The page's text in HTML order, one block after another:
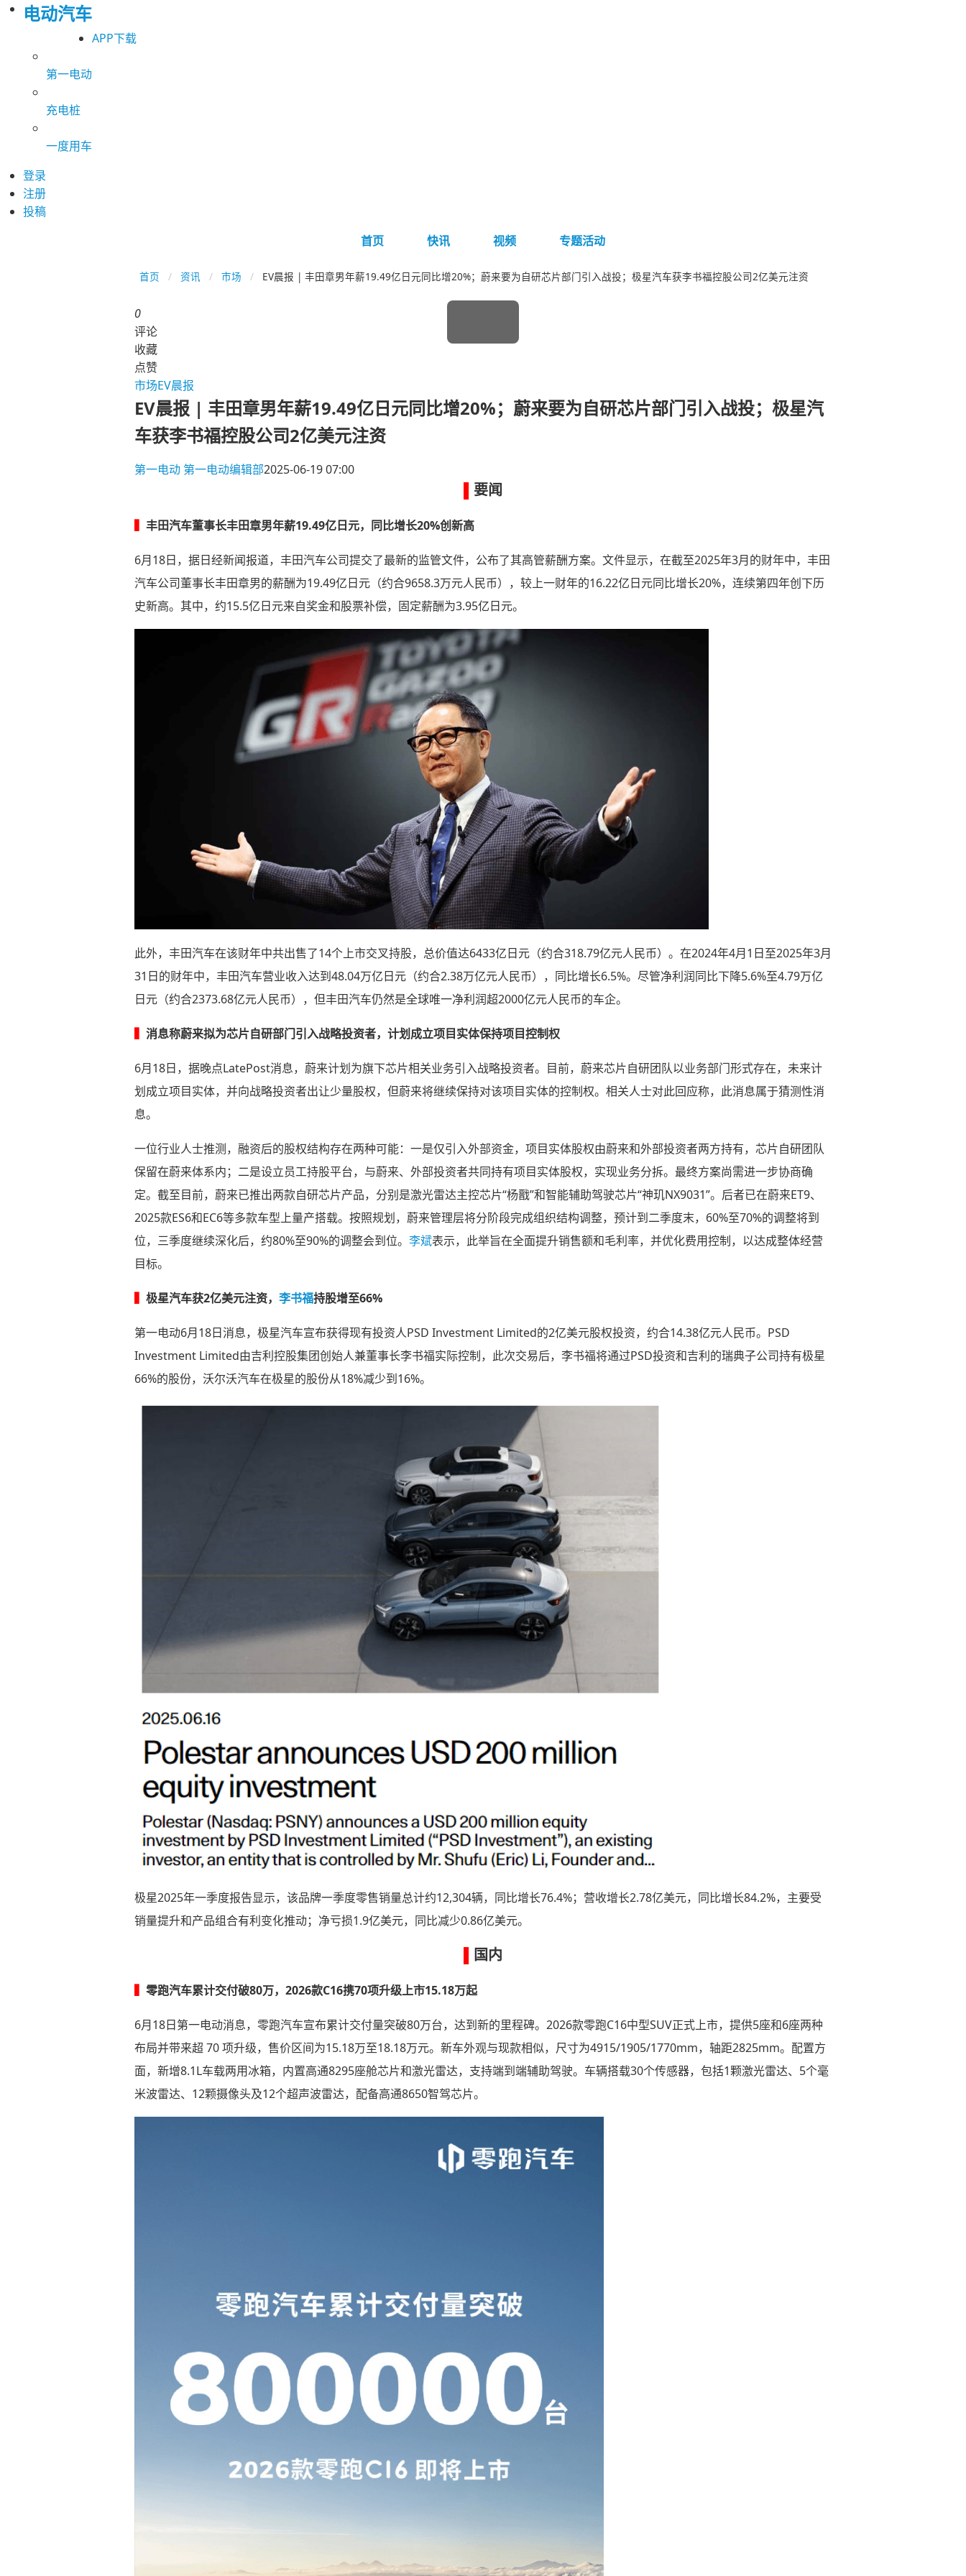
电动汽车
APP下载
第一电动
充电桩
一度用车
登录
注册
投稿
首页
快讯 视频 专题活动
首页 资讯 市场 EV晨报 | 丰田章男年薪19.49亿日元同比增20%；蔚来要为自研芯片部门引入战投；极星汽车获李书福控股公司2亿美元注资
0
评论
收藏
点赞
市场EV晨报
EV晨报 | 丰田章男年薪19.49亿日元同比增20%；蔚来要为自研芯片部门引入战投；极星汽
车获李书福控股公司2亿美元注资
第一电动 第一电动编辑部2025-06-19 07:00
要闻
丰田汽车董事长丰田章男年薪19.49亿日元，同比增长20%创新高
6月18日，据日经新闻报道，丰田汽车公司提交了最新的监管文件，公布了其高管薪酬方案。文件显示，在截至2025年3月的财年中，丰田
汽车公司董事长丰田章男的薪酬为19.49亿日元（约合9658.3万元人民币），较上一财年的16.22亿日元同比增长20%，连续第四年创下历
史新高。其中，约15.5亿日元来自奖金和股票补偿，固定薪酬为3.95亿日元。
此外，丰田汽车在该财年中共出售了14个上市交叉持股，总价值达6433亿日元（约合318.79亿元人民币）。在2024年4月1日至2025年3月
31日的财年中，丰田汽车营业收入达到48.04万亿日元（约合2.38万亿元人民币），同比增长6.5%。尽管净利润同比下降5.6%至4.79万亿
日元（约合2373.68亿元人民币），但丰田汽车仍然是全球唯一净利润超2000亿元人民币的车企。
消息称蔚来拟为芯片自研部门引入战略投资者，计划成立项目实体保持项目控制权
6月18日，据晚点LatePost消息，蔚来计划为旗下芯片相关业务引入战略投资者。目前，蔚来芯片自研团队以业务部门形式存在，未来计
划成立项目实体，并向战略投资者出让少量股权，但蔚来将继续保持对该项目实体的控制权。相关人士对此回应称，此消息属于猜测性消
息。
一位行业人士推测，融资后的股权结构存在两种可能：一是仅引入外部资金，项目实体股权由蔚来和外部投资者两方持有，芯片自研团队
保留在蔚来体系内；二是设立员工持股平台，与蔚来、外部投资者共同持有项目实体股权，实现业务分拆。最终方案尚需进一步协商确
定。截至目前，蔚来已推出两款自研芯片产品，分别是激光雷达主控芯片“杨戬”和智能辅助驾驶芯片“神玑NX9031”。后者已在蔚来ET9、
2025款ES6和EC6等多款车型上量产搭载。按照规划，蔚来管理层将分阶段完成组织结构调整，预计到二季度末，60%至70%的调整将到
位，三季度继续深化后，约80%至90%的调整会到位。 李斌表示，此举旨在全面提升销售额和毛利率，并优化费用控制，以达成整体经营
目标。
极星汽车获2亿美元注资， 李书福持股增至66%
第一电动6月18日消息，极星汽车宣布获得现有投资人PSD Investment Limited的2亿美元股权投资，约合14.38亿元人民币。PSD
Investment Limited由吉利控股集团创始人兼董事长李书福实际控制，此次交易后，李书福将通过PSD投资和吉利的瑞典子公司持有极星
66%的股份，沃尔沃汽车在极星的股份从18%减少到16%。
极星2025年一季度报告显示，该品牌一季度零售销量总计约12,304辆，同比增长76.4%；营收增长2.78亿美元，同比增长84.2%，主要受
销量提升和产品组合有利变化推动；净亏损1.9亿美元，同比减少0.86亿美元。
国内
零跑汽车累计交付破80万，2026款C16携70项升级上市15.18万起
6月18日第一电动消息，零跑汽车宣布累计交付量突破80万台，达到新的里程碑。2026款零跑C16中型SUV正式上市，提供5座和6座两种
布局并带来超 70 项升级，售价区间为15.18万至18.18万元。新车外观与现款相似，尺寸为4915/1905/1770mm，轴距2825mm。配置方
面，新增8.1L车载两用冰箱，内置高通8295座舱芯片和激光雷达，支持端到端辅助驾驶。车辆搭载30个传感器，包括1颗激光雷达、5个毫
米波雷达、12颗摄像头及12个超声波雷达，配备高通8650智驾芯片。